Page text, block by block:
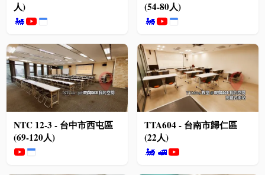
人)
🚂
(54-80人)
🚂
NTC 12-3 - 台中市西屯區
(69-120人)
TTA604 - 台南市歸仁區
(22人)
🚂 🚅